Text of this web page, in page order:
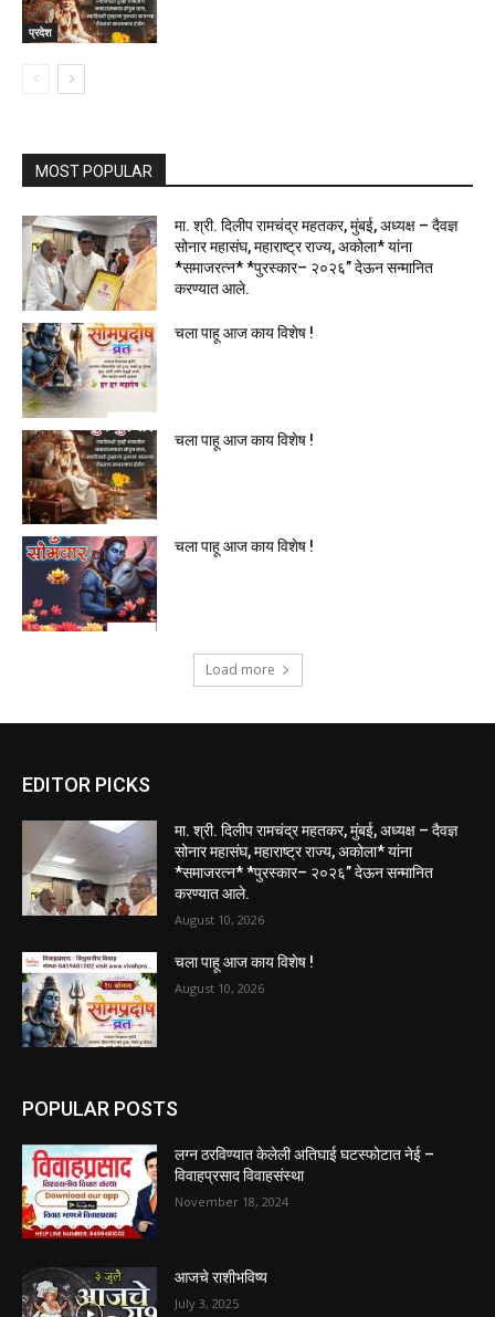
प्रदेश
MOST POPULAR
मा. श्री. दिलीप रामचंद्र महतकर, मुंबई, अध्यक्ष – दैवज्ञ
सोनार महासंघ, महाराष्ट्र राज्य, अकोला* यांना
*समाजरत्न* *पुरस्कार– २०२६” देऊन सन्मानित
करण्यात आले.
चला पाहू आज काय विशेष !
चला पाहू आज काय विशेष !
चला पाहू आज काय विशेष !
Load more
EDITOR PICKS
मा. श्री. दिलीप रामचंद्र महतकर, मुंबई, अध्यक्ष – दैवज्ञ
सोनार महासंघ, महाराष्ट्र राज्य, अकोला* यांना
*समाजरत्न* *पुरस्कार– २०२६” देऊन सन्मानित
करण्यात आले.
August 10, 2026
चला पाहू आज काय विशेष !
August 10, 2026
POPULAR POSTS
लग्न ठरविण्यात केलेली अतिघाई घटस्फोटात नेई –
विवाहप्रसाद विवाहसंस्था
November 18, 2024
आजचे राशीभविष्य
July 3, 2025